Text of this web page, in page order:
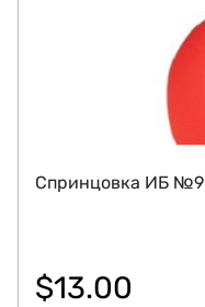
Спринцовка ИБ №9
$13.00